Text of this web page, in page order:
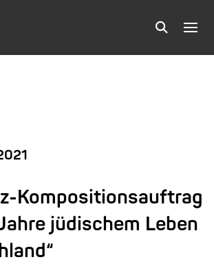
Kompositionsauftrag
jüdischem Leben